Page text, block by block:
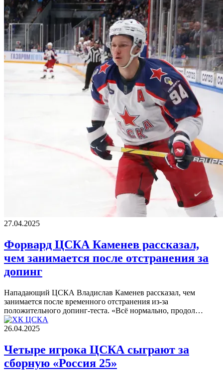
27.04.2025
Форвард ЦСКА Каменев рассказал,
чем занимается после отстранения за
допинг
Нападающий ЦСКА Владислав Каменев рассказал, чем
занимается после временного отстранения из-за
положительного допинг-теста. «Всё нормально, продол…
26.04.2025
Четыре игрока ЦСКА сыграют за
сборную «Россия 25»